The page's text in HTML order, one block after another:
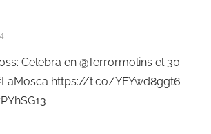
Celebra en @Terrormolins el 30
https://t.co/YFYwd8ggt6